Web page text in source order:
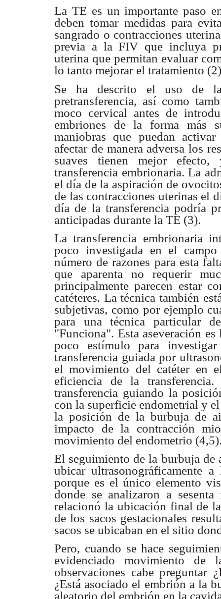
La TE es un importante paso
deben tomar medidas para
sangrado o contracciones
previa a la FIV que incluya
uterina que permitan evaluar
lo tanto mejorar el tratamiento
Se ha descrito el uso de
pretransferencia, así como
moco cervical antes de
embriones de la forma más
maniobras que puedan
afectar de manera adversa los
suaves tienen mejor
transferencia embrionaria. La
el día de la aspiración de
de las contracciones uterinas el
día de la transferencia podría
anticipadas durante la TE (3).
La transferencia embrionaria
poco investigada en el
número derazones para esta
que aparenta no requerir
principalmente parecen estar
catéteres. La técnica también
subjetivas, como por ejemplo
para unatécnica particular
"Funciona". Esta aseveración
poco estímulo para
transferencia guiada por
elmovimiento del catéter
eficiencia de la
transferencia guiando la
con la superficie endometrial y
la posición de la burbuja de
impacto de la contracción
movimiento del endometrio
El seguimiento de la burbuja de
ubicar ultrasonográficamente a
porque es el único elemento
donde se analizaron a
relacionó la ubicación final de
de los sacos gestacionales
sacos se ubicaban en el sitio
Pero, cuando se hace
evidenciado movimiento de
observaciones cabe preguntar
¿Está asociado el embrión a la
aleatorio del embrión en la